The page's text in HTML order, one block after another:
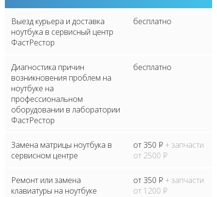
Выезд курьера и доставка
ноутбука в сервисный центр
ФастРестор
бесплатно
Диагностика причин
возникновения проблем на
ноутбуке на
профессиональном
оборудовании в лаборатории
ФастРестор
бесплатно
Замена матрицы ноутбука в
сервисном центре
от 350 P + запчасти
от 2500 P
Ремонт или замена
клавиатуры на ноутбуке
от 350 P + запчасти
от 1200 P